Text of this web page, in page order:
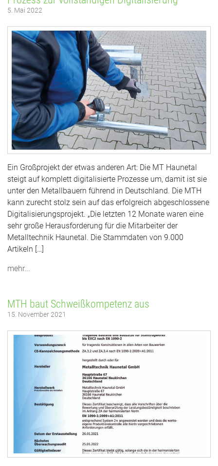
5. Mai 2022
Ein Großprojekt der etwas anderen Art: Die MT Haunetal
steigt auf komplett digitalisierte Prozesse um, damit ist sie
unter den Metallbauern führend in Deutschland. Die MTH
kann zurecht stolz sein auf das erfolgreich abgeschlossene
Digitalisierungsprojekt. „Die letzten 12 Monate waren eine
sehr große Herausforderung für die Mitarbeiter der
Metalltechnik Haunetal. Die Stammdaten von 9.000
Artikeln […]
mehr...
MTH baut Schweißkompetenz aus
15. November 2021